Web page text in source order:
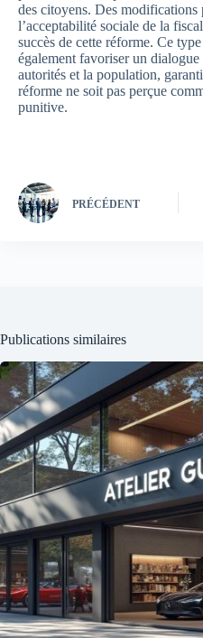
des citoyens. Des modifications
l’acceptabilité sociale de la
succès de cette réforme. Ce
également favoriser un
autorités et la population,
réforme ne soit pas perçue
punitive.
PRÉCÉDENT
Publications similaires